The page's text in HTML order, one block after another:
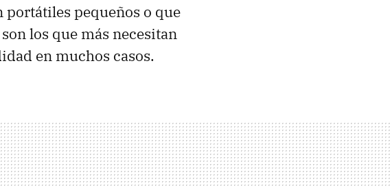
portátiles pequeños o que
los que más necesitan
en muchos casos.